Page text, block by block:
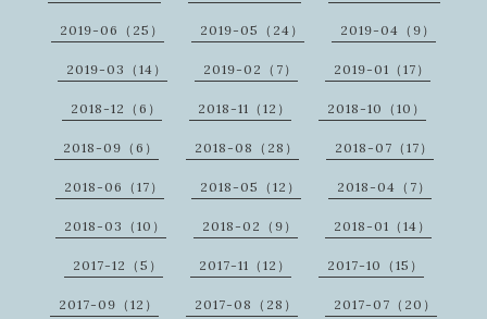
2019-06（25） 2019-05（24） 2019-04（9）
2019-03（14） 2019-02（7） 2019-01（17）
2018-12（6） 2018-11（12） 2018-10（10）
2018-09（6） 2018-08（28） 2018-07（17）
2018-06（17） 2018-05（12） 2018-04（7）
2018-03（10） 2018-02（9） 2018-01（14）
2017-12（5） 2017-11（12） 2017-10（15）
2017-09（12） 2017-08（28） 2017-07（20）